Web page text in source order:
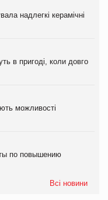
надлегкі керамічні
в пригоді, коли довго
можливості
по повышению
Всі новини